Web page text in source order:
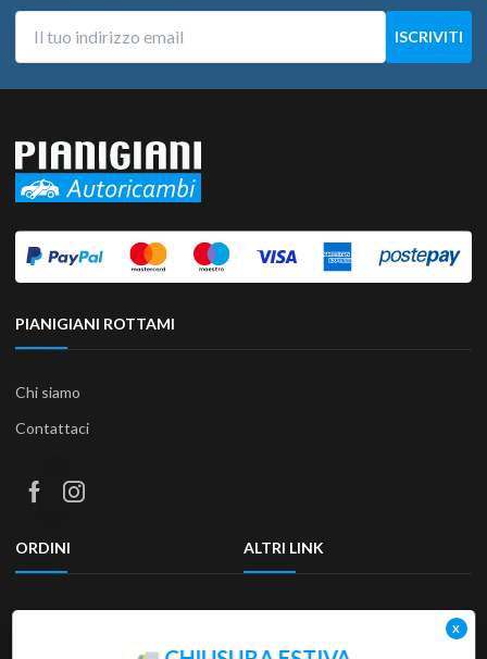
PIANIGIANI ROTTAMI
Chi siamo
Contattaci
ORDINI
Termini e condizioni
ALTRI LINK
Privacy Policy
Accessibilità